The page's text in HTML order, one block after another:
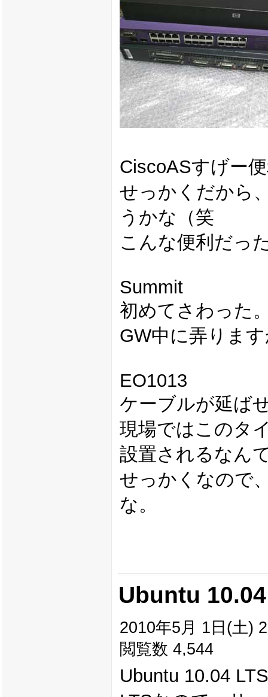
CiscoASすげー
せっかくだから
うかな（笑
こんな便利だっ
Summit
初めてさわった
GW中に弄りま
EO1013
ケーブルが延ば
現場ではこのタ
設置されるなん
せっかくなので
な。
Ubuntu
2010年5月 1日(土)
閲覧数 4,544
Ubuntu 10.04